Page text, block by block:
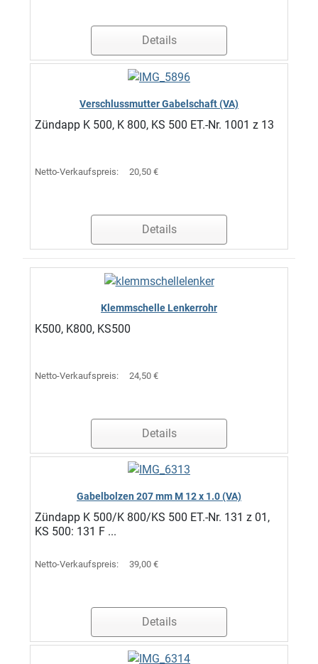
Details
Verschlussmutter Gabelschaft (VA)
Zündapp K 500, K 800, KS 500 ET.-Nr. 1001 z 13
Netto-Verkaufspreis: 20,50 €
Details
Klemmschelle Lenkerrohr
K500, K800, KS500
Netto-Verkaufspreis: 24,50 €
Details
Gabelbolzen 207 mm M 12 x 1.0 (VA)
Zündapp K 500/K 800/KS 500 ET.-Nr. 131 z 01,
KS 500: 131 F ...
Netto-Verkaufspreis: 39,00 €
Details